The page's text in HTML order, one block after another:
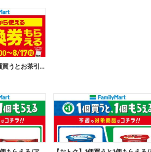
【無料引換券!】焼き麺買うとお茶引換券貰える!